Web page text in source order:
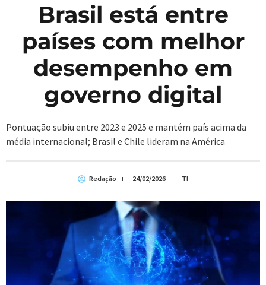
Brasil está entre
países com melhor
desempenho em
governo digital
Pontuação subiu entre 2023 e 2025 e mantém país acima da
média internacional; Brasil e Chile lideram na América
Redação 24/02/2026 TI